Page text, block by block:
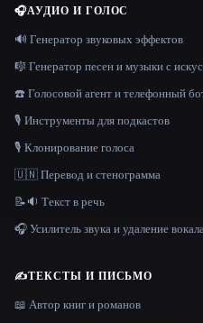
🎧АУДИО И ГОЛОС
🔊 Генератор звуковых эффектов
🎼 Генератор песен и музыки с
☎️ Голосовой агент и телефонный
🎙️ Инструменты для подкастов
🎙️ Клонирование голоса
🇺🇳 Перевод и стенограмма
📝🔉 Текст в речь
🎧 Усилитель звука и удаление вокала
✍️ТЕКСТЫ И ПИСЬМО
📖 Автор книг и романов